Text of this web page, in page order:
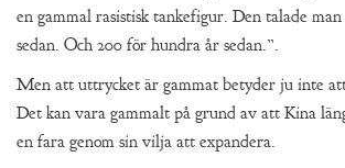
en gammal rasistisk tankefigur. Den talade
sedan. Och 200 för hundra år sedan.”.
Men att uttrycket är gammat betyder ju inte
Det kan vara gammalt på grund av att Kina
en fara genom sin vilja att expandera.